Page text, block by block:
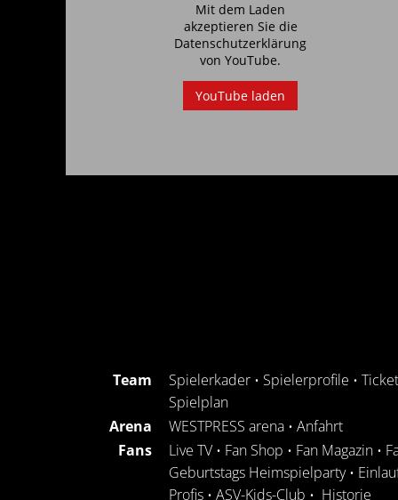
Mit dem Laden
akzeptieren Sie die
Datenschutzerklärung
von YouTube.
YouTube laden
Team Spielerkader • Spielerprofile •
Spielplan
Arena
WESTPRESS arena • Anfahrt
Fans
Live TV • Fan Shop • Fan Magazin •
Geburtstags Heimspielparty•
Profis • ASV-Kids-Club • Historie